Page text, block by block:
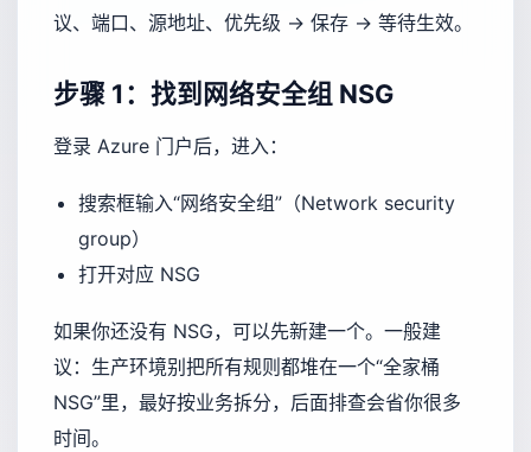
议、端口、源地址、优先级 → 保存 → 等待生效。
步骤 1：找到网络安全组 NSG
登录 Azure 门户后，进入：
搜索框输入“网络安全组”（Network security
group）
打开对应 NSG
如果你还没有 NSG，可以先新建一个。一般建
议：生产环境别把所有规则都堆在一个“全家桶
NSG”里，最好按业务拆分，后面排查会省你很多
时间。